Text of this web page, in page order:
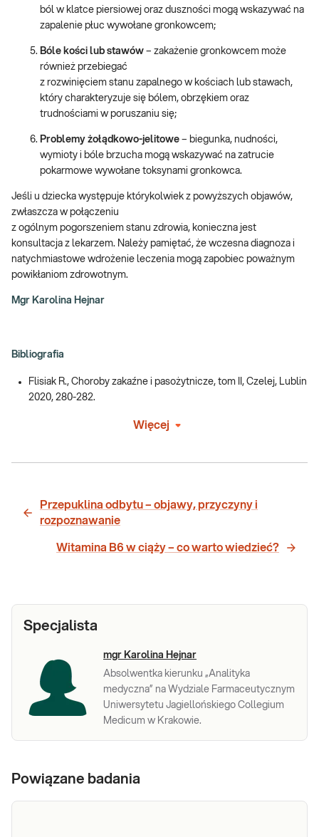
ból w klatce piersiowej oraz duszności mogą wskazywać na
zapalenie płuc wywołane gronkowcem;
Bóle kości lub stawów – zakażenie gronkowcem może
również przebiegać
z rozwinięciem stanu zapalnego w kościach lub stawach,
który charakteryzuje się bólem, obrzękiem oraz
trudnościami w poruszaniu się;
Problemy żołądkowo-jelitowe – biegunka, nudności,
wymioty i bóle brzucha mogą wskazywać na zatrucie
pokarmowe wywołane toksynami gronkowca.
Jeśli u dziecka występuje którykolwiek z powyższych objawów,
zwłaszcza w połączeniu
z ogólnym pogorszeniem stanu zdrowia, konieczna jest
konsultacja z lekarzem. Należy pamiętać, że wczesna diagnoza i
natychmiastowe wdrożenie leczenia mogą zapobiec poważnym
powikłaniom zdrowotnym.
Mgr Karolina Hejnar
Bibliografia
Flisiak R., Choroby zakaźne i pasożytnicze, tom II, Czelej, Lublin
2020, 280-282.
Więcej
Przepuklina odbytu – objawy, przyczyny i
rozpoznawanie
Witamina B6 w ciąży – co warto wiedzieć?
Specjalista
mgr Karolina Hejnar
Absolwentka kierunku „Analityka
medyczna” na Wydziale Farmaceutycznym
Uniwersytetu Jagiellońskiego Collegium
Medicum w Krakowie.
Powiązane badania